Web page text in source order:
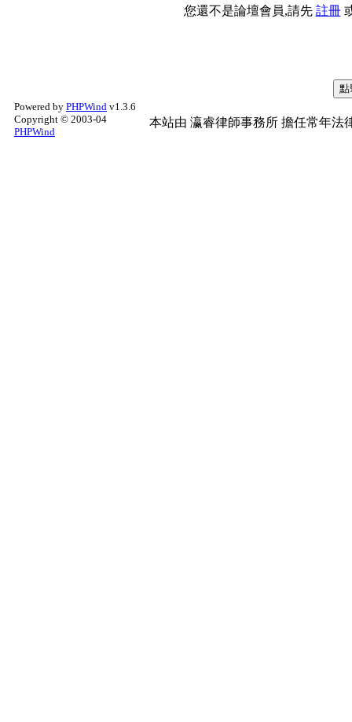
您還不是論壇會員,請先 註冊
Powered by PHPWind v1.3.6
Copyright © 2003-04
PHPWind
本站由 瀛睿律師事務所 擔任常年法